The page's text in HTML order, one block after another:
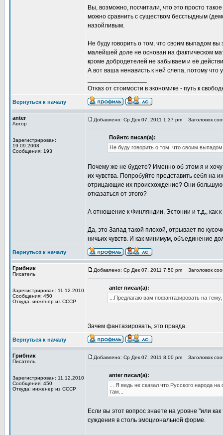
Вы, возможно, посчитали, что это просто
можно сравнить с существом бесстыдным
назойливым.
Не буду говорить о том, что своим выпадом
малейшей доле не основан на фактическом
кроме добродетелей не забываем и её
А вот ваша ненависть к ней слепа, потому
Отказ от стоимости в экономике - путь к
Вернуться к началу
anter
Автор
Зарегистрирован:
19.09.2008
Сообщения: 193
Добавлено: Ср Дек 07, 2011 1:37 pm Заголовок
Пойнтс писал(а):
Не буду говорить о том, что своим
Почему же не будете? Именно об этом я и
их чувства. Попробуйте представить себя на
отрицающие их происхождение? Они большую
отказаться от этого?
А отношение к Финляндии, Эстонии и т.д., как
Да, это Запад такой плохой, отрывает по
ничьих чувств. И как минимум, объединение
Вернуться к началу
Грибник
Писатель
Зарегистрирован: 11.12.2010
Сообщения: 450
Откуда: инженер из СССР
Добавлено: Ср Дек 07, 2011 7:50 pm Заголовок
anter писал(а):
...Предлагаю вам пофантазировать на
Зачем фантазировать, это правда.
Вернуться к началу
Грибник
Писатель
Зарегистрирован: 11.12.2010
Сообщения: 450
Откуда: инженер из СССР
Добавлено: Ср Дек 07, 2011 8:00 pm Заголовок
anter писал(а):
... Я ведь не сказал что Русского народа
там...
Если вы этот вопрос знаете на уровне "или
суждения в столь эмоциональной форме.